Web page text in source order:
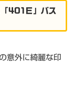
「401Ｅ」バス
意外に綺麗な印